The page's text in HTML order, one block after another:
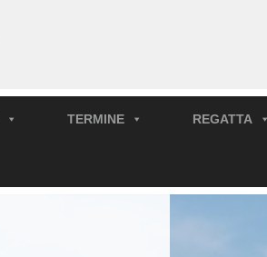
TERMINE REGATTA